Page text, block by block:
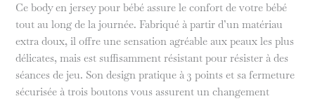
Ce body en jersey pour bébé assure le confort de votre bébé
tout au long de la journée. Fabriqué à partir d’un matériau
extra doux, il offre une sensation agréable aux peaux les plus
délicates, mais est suffisamment résistant pour résister à des
séances de jeu. Son design pratique à 3 points et sa fermeture
sécurisée à trois boutons vous assurent un changement